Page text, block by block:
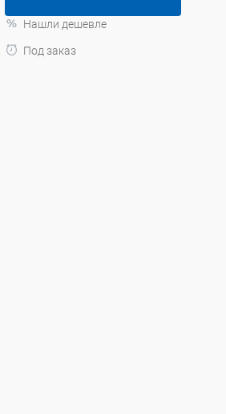
Нашли дешевле
Под заказ